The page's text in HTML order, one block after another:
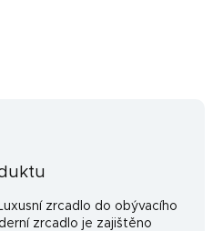
zrcadlo do obývacího
zrcadlo je zajištěno